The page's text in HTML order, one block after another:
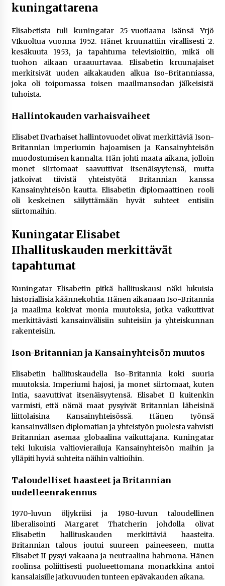
kuningattarena
Elisabetista tuli kuningatar 25-vuotiaana isänsä Yrjö
VIkuoltua vuonna 1952. Hänet kruunattiin virallisesti 2.
kesäkuuta 1953, ja tapahtuma televisioitiin, mikä oli
tuohon aikaan uraauurtavaa. Elisabetin kruunajaiset
merkitsivät uuden aikakauden alkua Iso-Britanniassa,
joka oli toipumassa toisen maailmansodan jälkeisistä
tuhoista.
Hallintokauden varhaisvaiheet
Elisabet IIvarhaiset hallintovuodet olivat merkittäviä Ison-
Britannian imperiumin hajoamisen ja Kansainyhteisön
muodostumisen kannalta. Hän johti maata aikana, jolloin
monet siirtomaat saavuttivat itsenäisyytensä, mutta
jatkoivat tiivistä yhteistyötä Britannian kanssa
Kansainyhteisön kautta. Elisabetin diplomaattinen rooli
oli keskeinen säilyttämään hyvät suhteet entisiin
siirtomaihin.
Kuningatar Elisabet
IIhallituskauden merkittävät
tapahtumat
Kuningatar Elisabetin pitkä hallituskausi näki lukuisia
historiallisia käännekohtia. Hänen aikanaan Iso-Britannia
ja maailma kokivat monia muutoksia, jotka vaikuttivat
merkittävästi kansainvälisiin suhteisiin ja yhteiskunnan
rakenteisiin.
Ison-Britannian ja Kansainyhteisön muutos
Elisabetin hallituskaudella Iso-Britannia koki suuria
muutoksia. Imperiumi hajosi, ja monet siirtomaat, kuten
Intia, saavuttivat itsenäisyytensä. Elisabet II kuitenkin
varmisti, että nämä maat pysyivät Britannian läheisinä
liittolaisina Kansainyhteisössä. Hänen työnsä
kansainvälisen diplomatian ja yhteistyön puolesta vahvisti
Britannian asemaa globaalina vaikuttajana. Kuningatar
teki lukuisia valtiovierailuja Kansainyhteisön maihin ja
ylläpiti hyviä suhteita näihin valtioihin​.
Taloudelliset haasteet ja Britannian
uudelleenrakennus
1970-luvun öljykriisi ja 1980-luvun taloudellinen
liberalisointi Margaret Thatcherin johdolla olivat
Elisabetin hallituskauden merkittäviä haasteita.
Britannian talous joutui suureen paineeseen, mutta
Elisabet II pysyi vakaana ja neutraalina hahmona. Hänen
roolinsa poliittisesti puolueettomana monarkkina antoi
kansalaisille jatkuvuuden tunteen epävakauden aikana.